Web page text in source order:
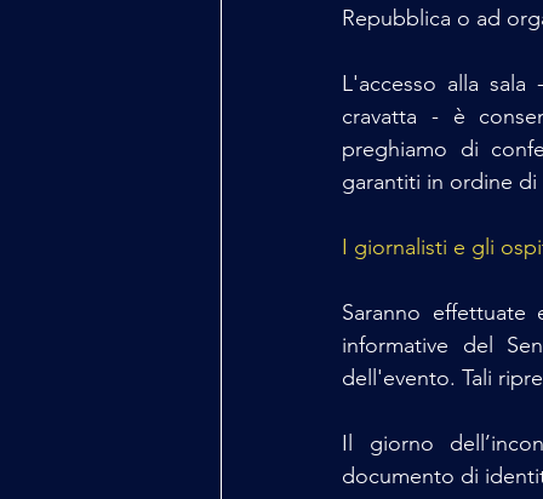
Repubblica o ad
L'accesso alla
cravatta - è
preghiamo di
garantiti in ordine di
I giornalisti e gli
Saranno
informative del
dell'evento. Tali
Il giorno
documento di